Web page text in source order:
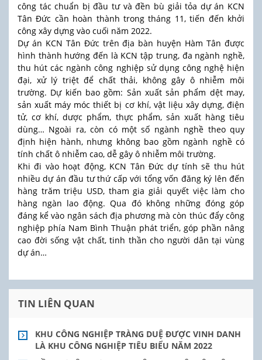
công tác chuẩn bị đầu tư và đền bù giải tỏa dự án KCN
Tân Đức cần hoàn thành trong tháng 11, tiến đến khởi
công xây dựng vào cuối năm 2022.
Dự án KCN Tân Đức trên địa bàn huyện Hàm Tân được
hình thành hướng đến là KCN tập trung, đa ngành nghề,
thu hút các ngành công nghiệp sử dụng công nghệ hiện
đại, xử lý triệt để chất thải, không gây ô nhiễm môi
trường. Dự kiến bao gồm: Sản xuất sản phẩm dệt may,
sản xuất máy móc thiết bị cơ khí, vật liệu xây dựng, điện
tử, cơ khí, dược phẩm, thực phẩm, sản xuất hàng tiêu
dùng… Ngoài ra, còn có một số ngành nghề theo quy
định hiện hành, nhưng không bao gồm ngành nghề có
tính chất ô nhiễm cao, dễ gây ô nhiễm môi trường.
Khi đi vào hoạt động, KCN Tân Đức dự tính sẽ thu hút
nhiều dự án đầu tư thứ cấp với tổng vốn đăng ký lên đến
hàng trăm triệu USD, tham gia giải quyết việc làm cho
hàng ngàn lao động. Qua đó không những đóng góp
đáng kể vào ngân sách địa phương mà còn thúc đẩy công
nghiệp phía Nam Bình Thuận phát triển, góp phần nâng
cao đời sống vật chất, tinh thần cho người dân tại vùng
dự án…
TIN LIÊN QUAN
KHU CÔNG NGHIỆP TRÀNG DUỆ ĐƯỢC VINH DANH
LÀ KHU CÔNG NGHIỆP TIÊU BIỂU NĂM 2022